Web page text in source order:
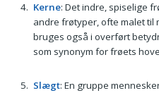
Kerne: Det indre, spiselige
andre frøtyper, ofte malet til
bruges også i overført
som synonym for frøets
Slægt: En gruppe